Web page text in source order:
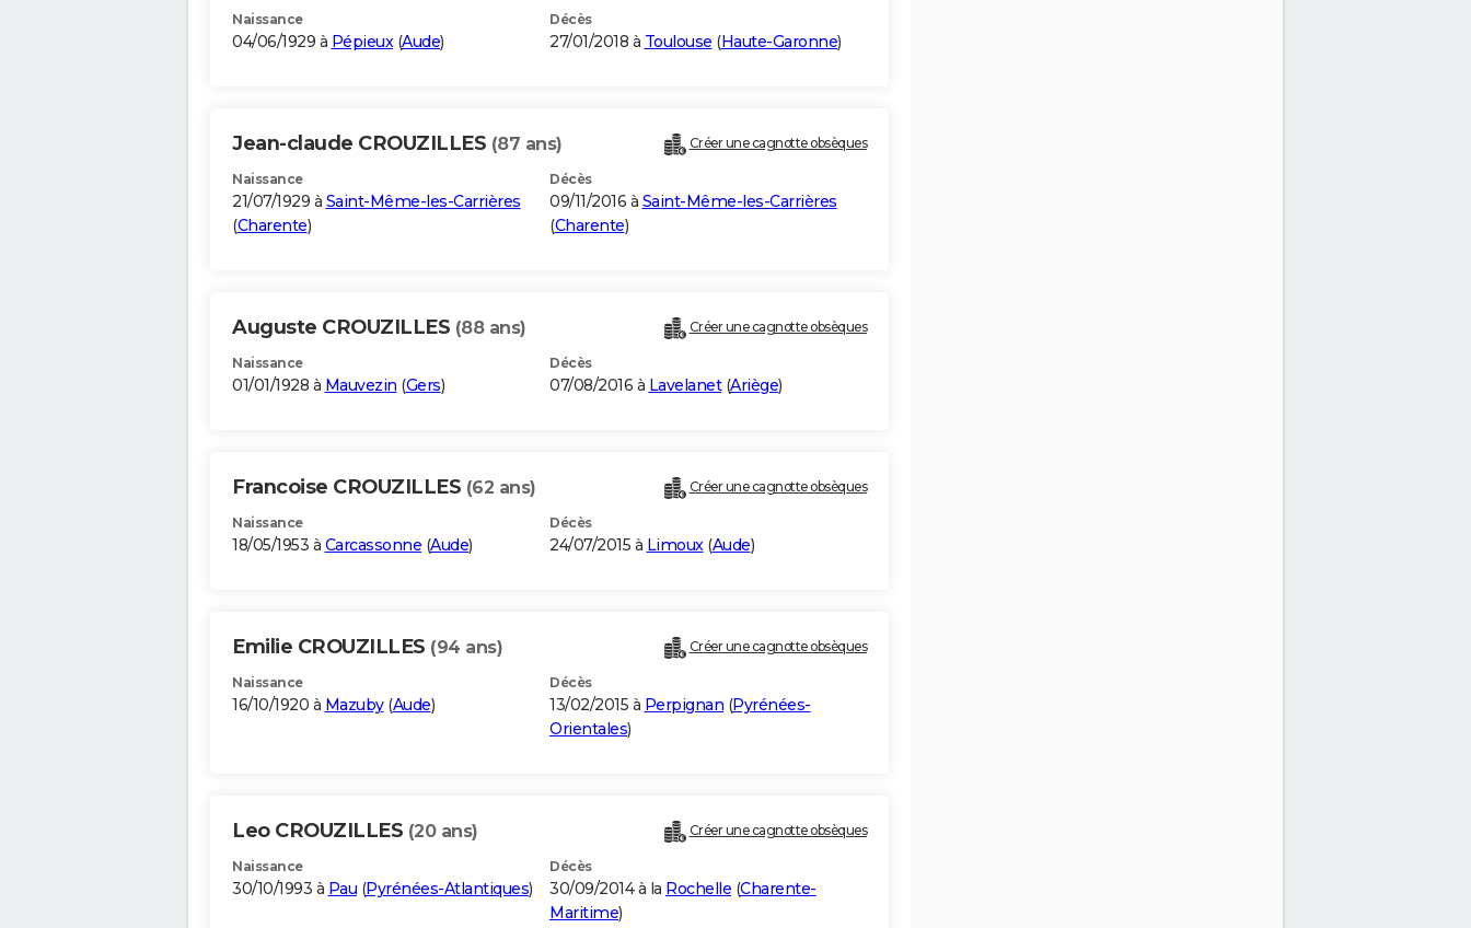
Naissance
04/06/1929 à Pépieux(Aude)
Décès
27/01/2018 à Toulouse (Haute-Garonne)
Jean-claude CROUZILLES (87 ans) Créer une cagnotte obsèques
Naissance
21/07/1929 à Saint-Même-les-Carrières
(Charente)
Décès
09/11/2016 à Saint-Même-les-Carrières
(Charente)
Auguste CROUZILLES (88 ans) Créer une cagnotte obsèques
Naissance
01/01/1928 à Mauvezin (Gers)
Décès
07/08/2016 à Lavelanet(Ariège)
Francoise CROUZILLES (62 ans) Créer une cagnotte obsèques
Naissance
18/05/1953 à Carcassonne (Aude)
Décès
24/07/2015 à Limoux(Aude)
Emilie CROUZILLES (94 ans) Créer une cagnotte obsèques
Naissance
16/10/1920 à Mazuby(Aude)
Décès
13/02/2015 à Perpignan (Pyrénées-
Orientales)
Leo CROUZILLES (20 ans) Créer une cagnotte obsèques
Naissance
30/10/1993 à Pau (Pyrénées-Atlantiques)
Décès
30/09/2014 à la Rochelle (Charente-
Maritime)